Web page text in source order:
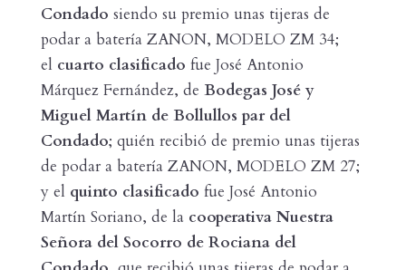
Condado siendo su premio unas tijeras de
podar a batería ZANON, MODELO ZM 34;
el cuarto clasificado fue José Antonio
Márquez Fernández, de Bodegas José y
Miguel Martín de Bollullos par del
Condado; quién recibió de premio unas tijeras
de podar a batería ZANON, MODELO ZM 27;
y el quinto clasificado fue José Antonio
Martín Soriano, de la cooperativa Nuestra
Señora del Socorro de Rociana del